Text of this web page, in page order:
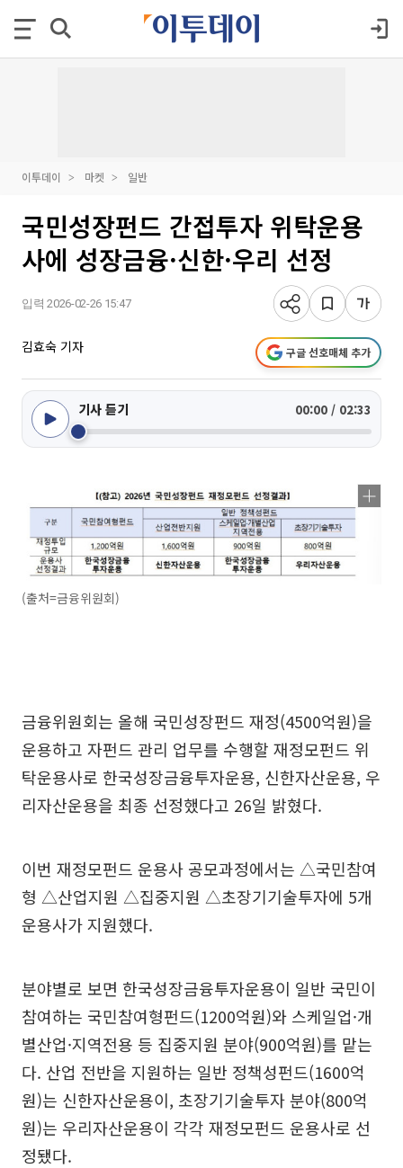
이투데이 마켓 일반
국민성장펀드 간접투자 위탁운용
사에 성장금융·신한·우리 선정
입력 2026-02-26 15:47
김효숙 기자 구글 선호매체 추가
기사 듣기 00:00 / 02:33
(출처=금융위원회)
금융위원회는 올해 국민성장펀드 재정(4500억원)을
운용하고 자펀드 관리 업무를 수행할 재정모펀드 위
탁운용사로 한국성장금융투자운용, 신한자산운용, 우
리자산운용을 최종 선정했다고 26일 밝혔다.
이번 재정모펀드 운용사 공모과정에서는 △국민참여
형 △산업지원 △집중지원 △초장기기술투자에 5개
운용사가 지원했다.
분야별로 보면 한국성장금융투자운용이 일반 국민이
참여하는 국민참여형펀드(1200억원)와 스케일업·개
별산업·지역전용 등 집중지원 분야(900억원)를 맡는
다. 산업 전반을 지원하는 일반 정책성펀드(1600억
원)는 신한자산운용이, 초장기기술투자 분야(800억
원)는 우리자산운용이 각각 재정모펀드 운용사로 선
정됐다.